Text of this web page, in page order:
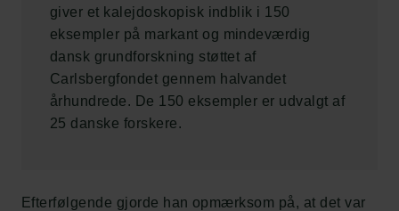
giver et kalejdoskopisk indblik i 150
eksempler på markant og mindeværdig
dansk grundforskning støttet af
Carlsbergfondet gennem halvandet
århundrede. De 150 eksempler er udvalgt af
25 danske forskere.
Efterfølgende gjorde han opmærksom på, at det var